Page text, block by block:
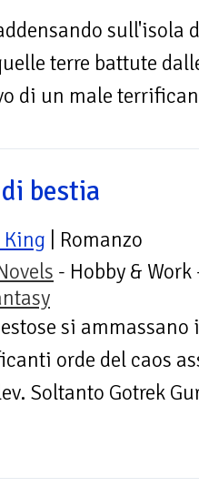
terre battute
di un male
bestia
| Romanzo
- Hobby & Work
si
orde del caos
Soltanto Gotrek